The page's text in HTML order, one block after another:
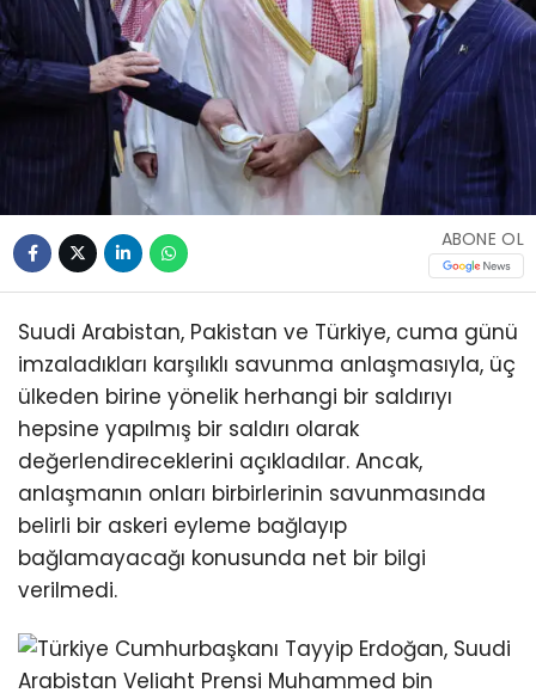
ABONE OL
Suudi Arabistan, Pakistan ve Türkiye, cuma günü
imzaladıkları karşılıklı savunma anlaşmasıyla, üç
ülkeden birine yönelik herhangi bir saldırıyı
hepsine yapılmış bir saldırı olarak
değerlendireceklerini açıkladılar. Ancak,
anlaşmanın onları birbirlerinin savunmasında
belirli bir askeri eyleme bağlayıp
bağlamayacağı konusunda net bir bilgi
verilmedi.